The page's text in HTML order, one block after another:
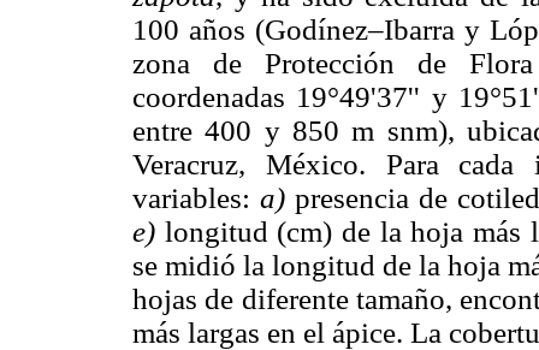
100 años (Godínez–Ibarra y
zona de Protección de
coordenadas 19°49'37'' y
entre 400 y 850 m snm),
Veracruz, México. Para
variables: a)presencia de
e) longitud (cm) de la hoja
se midió la longitud de la hoja
hojas de diferente tamaño,
más largas en el ápice. La